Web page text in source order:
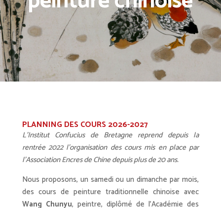
PLANNING DES COURS 2026-2027
L’Institut Confucius de Bretagne reprend depuis la
rentrée 2022 l’organisation des cours mis en place par
l’Association Encres de Chine depuis plus de 20 ans.
Nous proposons, un samedi ou un dimanche par mois,
des cours de peinture traditionnelle chinoise avec
Wang Chunyu, peintre, diplômé de l’Académie des